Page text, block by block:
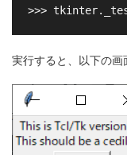
実行すると、以下の画